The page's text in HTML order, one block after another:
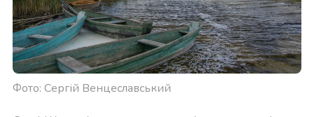
Фото: Сергій Венцеславський